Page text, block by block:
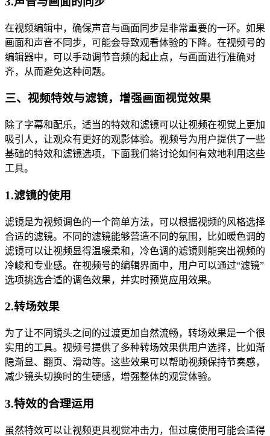
在视频编辑中，确保声音与画面同步是非常重要的一环。如果
画面和声音不同步，可能会导致观看体验的下降。在视频号的
编辑器中，可以手动调节音频的起止点，与画面进行准确对
齐，从而避免这种问题。
三、视频特效与滤镜，增强画面视觉效果
除了字幕和配乐，适当的特效和滤镜可以让视频在视觉上更加
吸引人，让观众有更好的观影体验。视频号为用户提供了一些
基础的特效和滤镜选项，下面我们将讨论如何有效地利用这些
工具。
1.滤镜的使用
滤镜是为视频调色的一个简单方法，可以根据视频的风格选择
合适的滤镜。不同的滤镜能够营造不同的氛围，比如暖色调的
滤镜可以让视频显得温暖柔和，冷色调的滤镜则能突出视频的
冷峻和专业感。在视频号的编辑界面中，用户可以通过“滤镜”
选项挑选合适的调色效果，并实时预览应用效果。
2.转场效果
为了让不同镜头之间的过渡更加自然流畅，转场效果是一个很
实用的工具。视频号提供了多种转场效果供用户选择，比如渐
隐渐显、翻页、滑动等。这些效果可以帮助视频保持节奏感，
减少镜头切换时的生硬感，增强整体的观赏体验。
3.特效的合理运用
虽然特效可以让视频更具视觉冲击力，但过度使用可能会适得